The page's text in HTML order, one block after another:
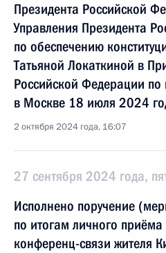
Президента Российской
Управления Президента
по обеспечению
Татьяной Локаткиной в
Российской Федерации по
в Москве 18 июля 2024
2 октября 2024 года, 16:07
27 сентября 2024 года,
Исполнено поручение
по итогам личного
конференц-связи жителя